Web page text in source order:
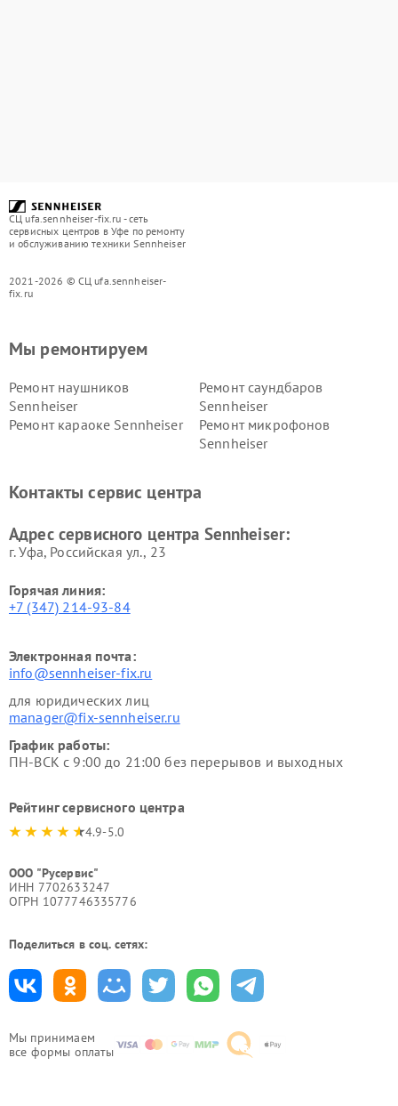
СЦ ufa.sennheiser-fix.ru - сеть
сервисных центров в Уфе по ремонту
и обслуживанию техники Sennheiser
2021-2026 © СЦ ufa.sennheiser-
fix.ru
Мы принимаем
все формы оплаты
Мы ремонтируем
Ремонт наушников
Sennheiser
Ремонт саундбаров
Sennheiser
Ремонт караоке Sennheiser
Ремонт микрофонов
Sennheiser
Контакты сервис центра
Адрес сервисного центра Sennheiser:
г. Уфа, Российская ул., 23
Горячая линия:
+7 (347) 214-93-84
Электронная почта:
info@sennheiser-fix.ru
для юридических лиц
manager@fix-sennheiser.ru
График работы:
ПН-ВСК с 9:00 до 21:00 без перерывов и выходных
Рейтинг сервисного центра
4.9-5.0
ООО "Русервис"
ИНН 7702633247
ОГРН 1077746335776
Поделиться в соц. сетях: